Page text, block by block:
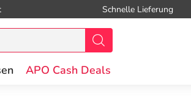
Schnelle Lieferung
APO Cash Deals